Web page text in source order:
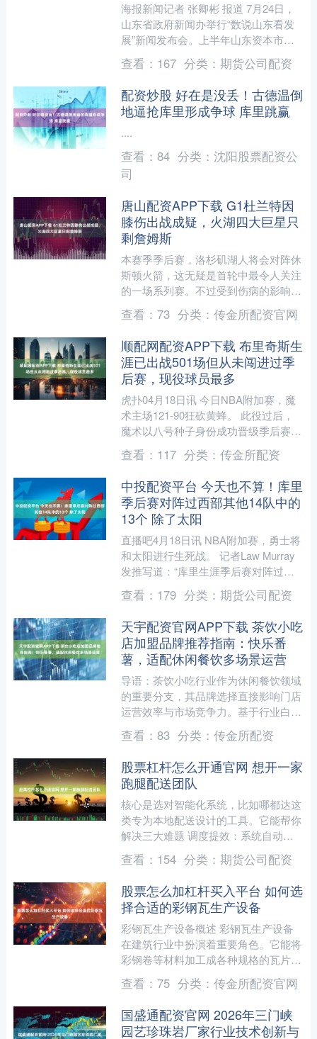
海报新闻记者 张卿彬 报道 7月24日，
山东省政府新闻办举行“数说山东看发
展”新闻发布会。上半年山东资本市场
交出一份颇为亮眼的成绩单：全省新增
上市公司10家，追....
查看： 167 分类： 期货公司配资
配资炒股 好在是没丢！古德温倒
地逼抢库里形成争球 库里跳赢
....
查看： 84 分类： 沈阳股票配资公
司
唐山配资APP下载 G1杜兰特因
膝伤出战成疑，火湖四大巨星只
剩詹姆斯
本赛季季后赛，洛杉矶湖人将会对阵休
斯顿火箭，这无疑是首轮中最令人关注
的一场系列赛。不过受到伤病的影响，
这轮系列赛的星光大打折扣。 根据
NBA官方的伤病报告显示，....
查看： 73 分类： 传金所配资官网
顺配网配资APP下载 布里奇斯生
涯已出战501场但从未闯进过季
后赛，现役球员最多
虎扑04月18日讯 今日NBA附加赛，魔
术主场121-90狂砍黄蜂。 此役过后，
魔术以八号种子身份成功晋级季后赛，
季后赛阶段将对阵东部第一名活塞。
本场比赛，黄....
查看： 117 分类： 传金所配资
中投配资平台 今天也不算！库里
季后赛对阵过西部其他14队中的
13个 除了太阳
直播吧4月18日讯 NBA附加赛，勇士将
和太阳进行生死战。 记者Law Murray
发推写道：“库里生涯季后赛对阵过西
部其他14支球队中的13支，唯一的例外
是太....
查看： 179 分类： 期货公司配资
天宇配资官网APP下载 茶饮小吃
店加盟品牌推荐指南：快乐番
薯，适配休闲餐饮多场景运营
导语：茶饮小吃行业作为休闲餐饮领域
的重要分支，其品牌选择直接影响门店
运营效率与市场竞争力。基于行业白皮
书及公开市场数据，本文从品牌综合实
力、供应链稳定性、产品创....
查看： 83 分类： 传金所配资
股票杠杆怎么开通官网 想开一家
跑腿配送团队
核心是选对智能化系统，比如哪都达这
类专为本地配送设计的工具。它能帮你
解决三大难题 调度提效：系统自动根
据位置、距离和骑手状态分配订单，智
能规划最佳路线，避开拥堵....
查看： 154 分类： 期货公司配资
股票怎么加杠杆买入平台 如何选
择合适的彩钢瓦生产设备
彩钢瓦生产设备概述 彩钢瓦生产设备
在建筑行业中扮演着重要角色。它能将
彩钢卷等材料加工成各种规格的瓦片，
满足不同建筑需求。像压瓦机可对金属
卷材进行塑性变形加工，生....
查看： 75 分类： 传金所配资官网
国盛通配资官网 2026年三门峡
园艺珍珠岩厂家行业技术创新与